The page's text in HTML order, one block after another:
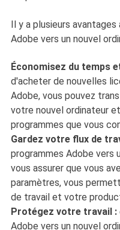
Il y a plusieurs
Adobe vers un nouvel
Économisez du temps
d'acheter de nouvelles
Adobe, vous pouvez
votre nouvel ordinateur
programmes que vous
Gardez votre flux de
programmes Adobe vers
vous assurer que vous
paramètres, vous
de travail et votre
Protégez votre travail :
Adobe vers un nouvel